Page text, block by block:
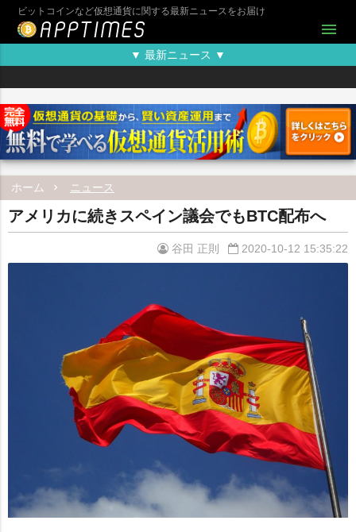
ビットコインなど仮想通貨に関する最新ニュースをお届け
menu
▼ 最新ニュース ▼
ホーム ニュース
アメリカに続きスペイン議会でもBTC配布へ
谷田 正則 2020-10-12 15:35:22